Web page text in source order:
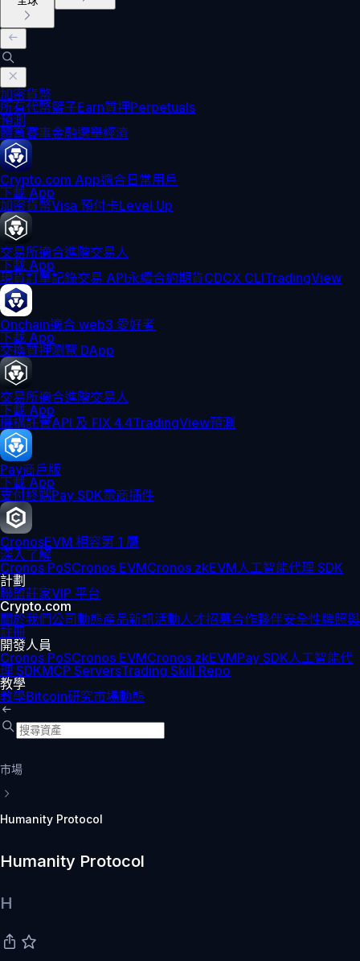
加密貨幣
所有代幣籃子Earn質押Perpetuals
預測
體育賽事金融選舉經濟
Crypto.com App適合日常用戶
下載 App
加密貨幣Visa 預付卡Level Up
交易所適合進階交易人
下載 App
現貨訂單記錄交易 API永續合約期貨CDCX CLITradingView
Onchain適合 web3 愛好者
下載 App
交換質押瀏覽 DApp
交易所適合進階交易人
下載 App
機構託管API 及 FIX 4.4TradingView預測
Pay商戶版
下載 App
支付終端Pay SDK電商插件
CronosEVM 相容第 1 層
深入了解
Cronos PoSCronos EVMCronos zkEVM人工智能代理 SDK
計劃
聯盟莊家VIP 平台
Crypto.com
關於我們公司動態產品新訊活動人才招募合作夥伴安全性牌照與
註冊
開發人員
Cronos PoSCronos EVMCronos zkEVMPay SDK人工智能代
理 SDKMCP ServersTrading Skill Repo
教學
教學Bitcoin研究市場動態
市場
Humanity Protocol
Humanity Protocol
H